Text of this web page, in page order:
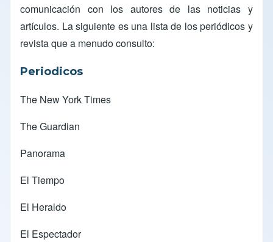
comunicación con los autores de las noticias y
artículos. La siguiente es una lista de los periódicos y
revista que a menudo consulto:
Periodicos
The New York Times
The Guardian
Panorama
El Tiempo
El Heraldo
El Espectador